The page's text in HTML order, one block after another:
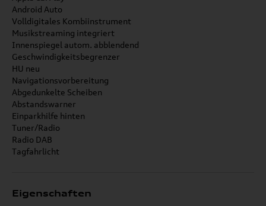
Android Auto
Volldigitales Kombiinstrument
Musikstreaming integriert
Innenspiegel autom. abblendend
Geschwindigkeitsbegrenzer
HU neu
Navigationsvorbereitung
Abgedunkelte Scheiben
Abstandswarner
Einparkhilfe hinten
Tuner/Radio
Radio DAB
Tagfahrlicht
Eigenschaften